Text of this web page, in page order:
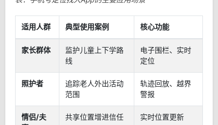
适用人群 典型使用案例 核心功能
家长群体
监护儿童上下学路
线
电子围栏、实时
定位
照护者
追踪老人外出活动
范围
轨迹回放、越界
警报
情侣/夫
共享位置增进信任 实时位置更新